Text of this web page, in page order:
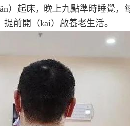
）起床，晚上九點準時睡覺，
前開（kāi）啟養老生活。